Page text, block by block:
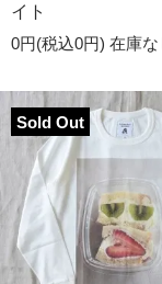
イト
0円(税込0円) 在庫な
Sold Out